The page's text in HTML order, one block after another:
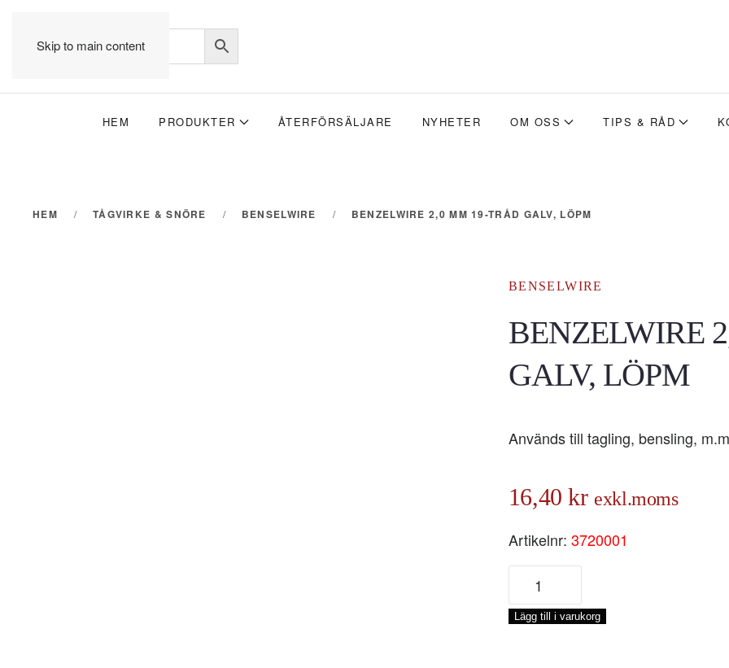
Skip to main content
HEM PRODUKTER ÅTERFÖRSÄLJARE NYHETER OM OSS TIPS & RÅD
HEM TÅGVIRKE & SNÖRE BENSELWIRE BENZELWIRE 2,0 MM 19-TRÅD GALV, LÖPM
BENSELWIRE
BENZELWIRE
GALV, LÖPM
Används till tagling, bensling,
16,40kr exkl.moms
Artikelnr: 3720001
BENZELWIRE
MM
19-
Lägg till i varukorg